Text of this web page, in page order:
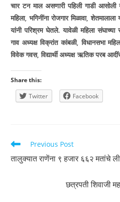
चार टन माल असणारी पहिली गाडी आसोली
महिला,भगिनींना रोजगार मिळावा,शेतमालाला
यांनी परिश्रम घेतले. यावेळी महिला संघाच्या
गाव अध्यक्ष विक्रांत कांबळी,विधानसभा
विवेक गवस,विद्यार्थी अध्यक्ष ऋतिक परब
Share this:
Twitter
Facebook
Read
articles
Previous Post
तालुक्यात राणेंना ९ हजार ६६२ मतांचे
छत्रपती शिवाजी